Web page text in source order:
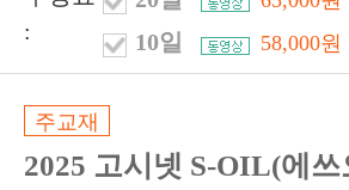
:
10일 58,000원
주교재
2025 고시넷 S-OIL(에